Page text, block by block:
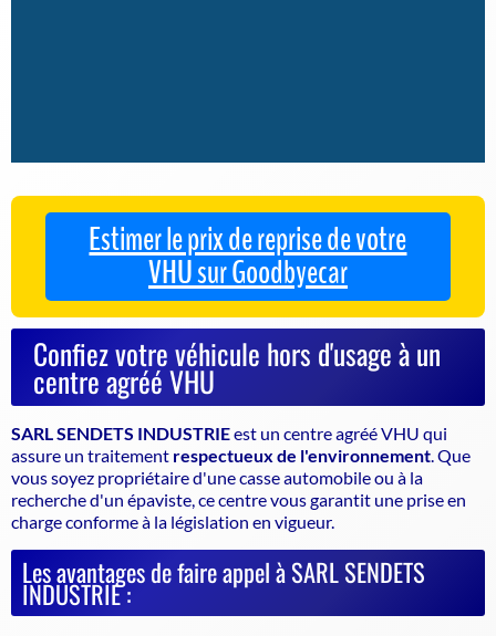
Estimer le prix de reprise de votre
VHU sur Goodbyecar
Confiez votre véhicule hors d'usage à un
centre agréé VHU
SARL SENDETS INDUSTRIEest un centre agréé VHU qui
assure un traitement respectueux de l'environnement . Que
vous soyez propriétaire d'une casse automobile ou à la
recherche d'un épaviste, ce centre vous garantit une prise en
charge conforme à la législation en vigueur.
Les avantages de faire appel à SARL SENDETS
INDUSTRIE :